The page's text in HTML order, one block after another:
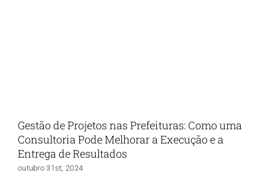
Gestão de Projetos nas Prefeituras: Como uma
Consultoria Pode Melhorar a Execução e a
Entrega de Resultados
outubro 31st, 2024